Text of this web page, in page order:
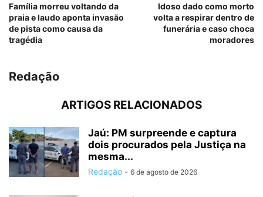
Família morreu voltando da
praia e laudo aponta invasão
de pista como causa da
tragédia
Idoso dado como morto
volta a respirar dentro de
funerária e caso choca
moradores
Redação
ARTIGOS RELACIONADOS
Jaú: PM surpreende e captura
dois procurados pela Justiça na
mesma...
Redação - 6 de agosto de 2026